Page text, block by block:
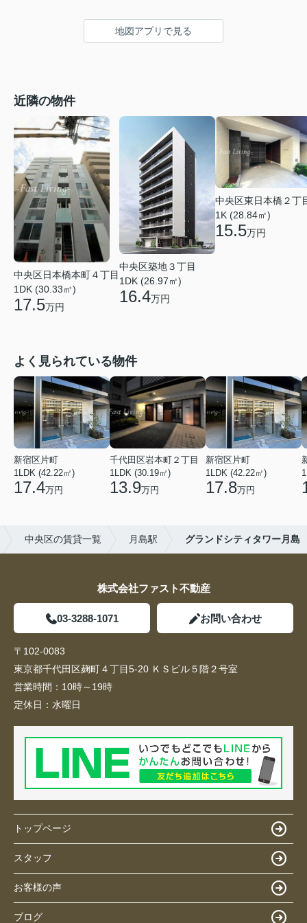
地図アプリで見る
近隣の物件
中央区日本橋本町４丁目
1DK (30.33㎡)
17.5万円
中央区築地３丁目
1DK (26.97㎡)
16.4万円
中央区東日本橋２丁
1K (28.84㎡)
15.5万円
よく見られている物件
新宿区片町
1LDK (42.22㎡)
17.4万円
千代田区岩本町２丁目
1LDK (30.19㎡)
13.9万円
新宿区片町
1LDK (42.22㎡)
17.8万円
中央区の賃貸一覧 月島駅 グランドシティタワー月島
株式会社ファスト不動産
03-3288-1071 お問い合わせ
〒102-0083
東京都千代田区麹町４丁目5-20 ＫＳビル５階２号室
営業時間： 10時～19時
定休日： 水曜日
トップページ
スタッフ
お客様の声
ブログ